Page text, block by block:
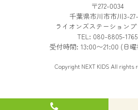
〒272-0034
千葉県市川市市川3-
ライオンズステーション
TEL: 080-8805-1765
受付時間: 13:00〜21:00 (日
Copyright NEXT KIDS All rights